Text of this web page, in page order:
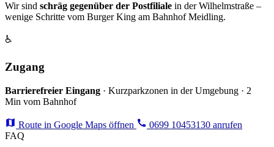
Wir sind schräg gegenüber der Postfiliale in der Wilhelmstraße –
wenige Schritte vom Burger King am Bahnhof Meidling.
♿
Zugang
Barrierefreier Eingang · Kurzparkzonen in der Umgebung · 2
Min vom Bahnhof
Route in Google Maps öffnen
0699 10453130 anrufen
FAQ